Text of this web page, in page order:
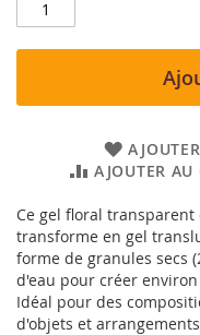
AJOUTER AU
Ce gel floral
transforme en gel
forme de granules secs
d'eau pour créer
Idéal pour des
d'objets et